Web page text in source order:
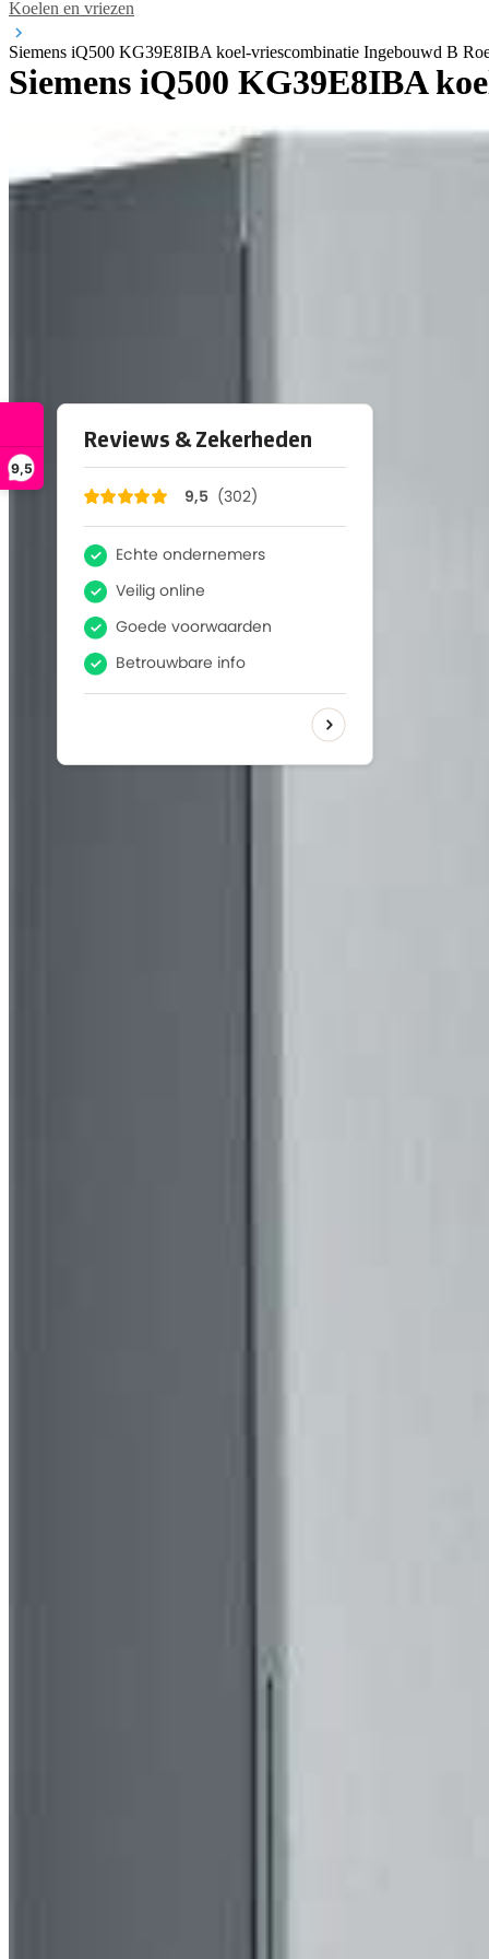
9,5
Koelen en vriezen
Siemens iQ500 KG39E8IBA koel-vriescombinatie Ingebouwd B
Siemens iQ500 KG39E8IBA